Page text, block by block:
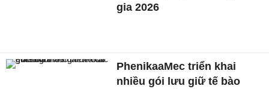
gia 2026
PhenikaaMec triển khai
nhiều gói lưu giữ tế bào